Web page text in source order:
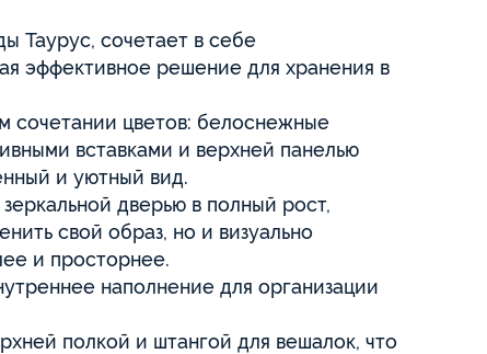
Таурус, сочетает в себе
эффективное решение для хранения в
сочетании цветов: белоснежные
вставками и верхней панелью
и уютный вид.
дверью в полный рост,
свой образ, но и визуально
и просторнее.
наполнение для организации
полкой и штангой для вешалок, что